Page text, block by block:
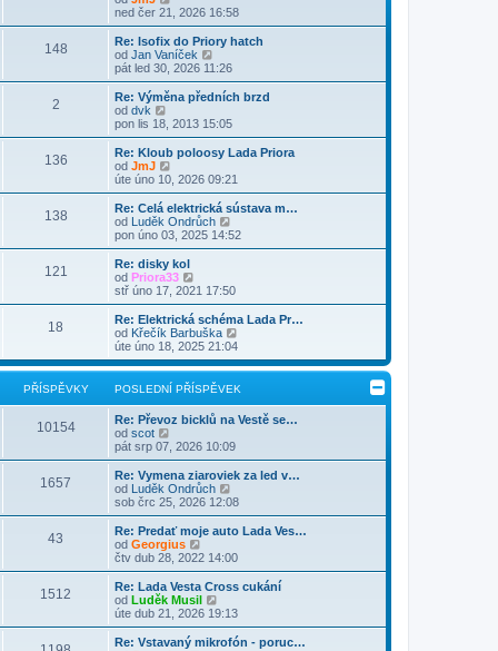
ě
v
e
ř
í
s
p
ě
v
e
d
n
í
ř
í
s
ě
v
e
k
o
s
l
e
d
n
í
ř
í
s
ě
v
e
k
b
r
a
z
p
o
s
e
n
í
p
ř
í
s
p
ě
v
e
k
ned čer 21, 2026 16:58
148
Re: Isofix do Priory hatch
od Jan Vaníček
o
b
r
z
p
o
s
e
d
n
í
í
s
p
ě
v
e
k
pát led 30, 2026 11:26
2
Re: Výměna předních brzd
od dvk
o
b
r
a
z
p
o
s
e
d
n
í
p
ř
í
s
p
ě
v
e
k
pon lis 18, 2013 15:05
136
Re: Kloub poloosy Lada Priora
od JmJ
o
b
r
a
z
t
p
o
s
e
d
n
í
ř
í
s
ě
v
e
k
úte úno 10, 2026 09:21
138
Re: Celá elektrická sústava m…
od Luděk Ondrůch
o
b
z
p
o
s
l
d
n
í
ř
í
s
ě
v
e
pon úno 03, 2025 14:52
121
Re: disky kol
od Priora33
o
b
r
a
z
t
p
o
s
l
d
n
í
p
ř
í
s
p
ě
v
e
k
stř úno 17, 2021 17:50
18
Re: Elektrická schéma Lada Pr…
od Křečík Barbuška
b
r
a
t
s
l
d
n
í
í
s
v
e
úte úno 18, 2025 21:04
PŘÍSPĚVKY POSLEDNÍ PŘÍSPĚVEK
10154
Re: Převoz bicklů na Vestě se…
od scot
o
b
r
a
z
t
p
o
s
e
d
n
í
p
pát srp 07, 2026 10:09
1657
Re: Vymena ziaroviek za led v…
od Luděk Ondrůch
o
b
r
z
p
o
s
e
sob črc 25, 2026 12:08
43
Re: Predať moje auto Lada Ves…
od Georgius
o
b
r
a
z
čtv dub 28, 2022 14:00
1512
Re: Lada Vesta Cross cukání
od Luděk Musil
o
b
r
úte dub 21, 2026 19:13
Re: Vstavaný mikrofón - poruc…